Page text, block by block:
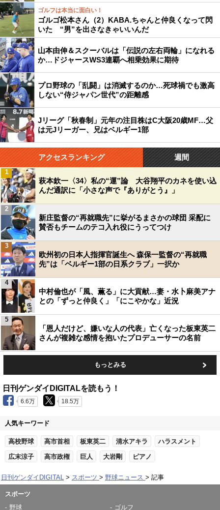
ゴルフは本当に面白い！
ゴルゴ松本さん（2）KABA.ちゃんと仲良くなって閃
いた “男”を出さなきゃいいんだ
山本由伸＆スクーバルは「伝説の左右両輪」になれる
か…ドジャースWS3連覇へ相乗効果に期待
プロ野球の「乱闘」は消滅するのか…死球禍でも激高
しない“侍ジャパン世代”の距離感
Jリーグ「秋春制」元年の注目株はC大阪20歳MF…父
は元Jリーガー、兄はベルギー1部
アクセスランキング 週間
萩本欽一〈34〉私の“運”論 大谷翔平のカネを使い込
んだ通訳に「小さな声で『ありがとう』」
1
新庄監督の“再就職先”に挙がるまさかの球団 采配に
賛否もチームのテコ入れ役にうってつけ
2
欧州初の日本人指揮官誕生へ 森保一監督の“再就職
先”は「ベルギー1部の日系クラブ」一択か
3
中村倫也が「風、薫る」に大貢献…妻・水卜麻美アナ
との「ずっと仲良く」「にこやかな」近況
4
「恩人だけど、嫌いな人の代表」亡くなった板東英二
さんが複雑な感情を抱いたプロデューサーの名前
5
もっとみる
日刊ゲンダイDIGITALを読もう！
6.6万 18.5万
人気キーワード
高校野球 高市首相 板東英二 清水アキラ ハラスメント
広末涼子 高市政権 巨人 大岩剛 ピアノ
日刊ゲンダイDIGITAL スポーツ 野球ニュース 記事
スポーツ
野球
ゴルフ